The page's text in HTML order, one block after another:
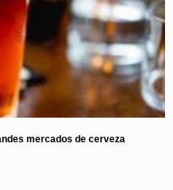
mercados de cerveza